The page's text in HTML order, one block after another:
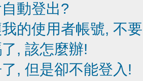
動登出?
的使用者帳號, 不
, 該怎麼辦!
, 但是卻不能登入!